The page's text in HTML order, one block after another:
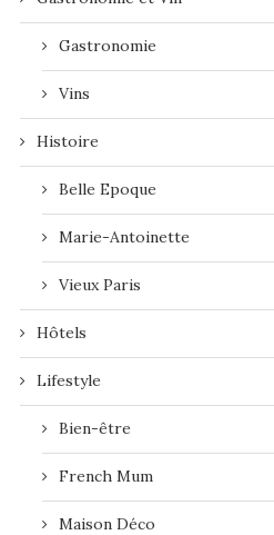
Gastronomie
Vins
Histoire
Belle Epoque
Marie-Antoinette
Vieux Paris
Hôtels
Lifestyle
Bien-être
French Mum
Maison Déco